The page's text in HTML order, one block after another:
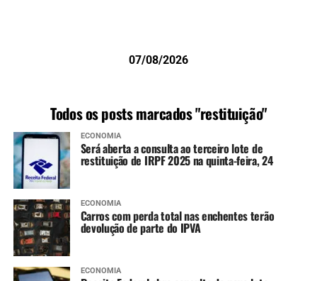
07/08/2026
Todos os posts marcados "restituição"
ECONOMIA
Será aberta a consulta ao terceiro lote de
restituição de IRPF 2025 na quinta-feira, 24
ECONOMIA
Carros com perda total nas enchentes terão
devolução de parte do IPVA
ECONOMIA